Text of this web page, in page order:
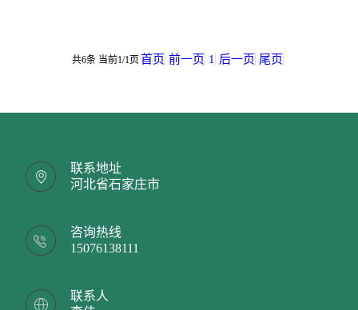
共6条 当前1/1页 首页 前一页 1 后一页 尾页
联系地址
河北省石家庄市
咨询热线
15076138111
联系人